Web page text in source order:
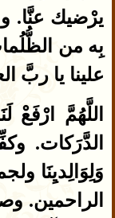
يرْضيك عنَّا.
بِه من
علينا يا ربَّ
اللَّهُمَّ ارْفَعْ
الدَّرَكات.
وَلِوَالِديِنَا
الراحمين.